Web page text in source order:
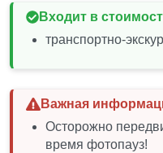
Входит в
транспортно-
Важная
Осторожно
время фотопауз!